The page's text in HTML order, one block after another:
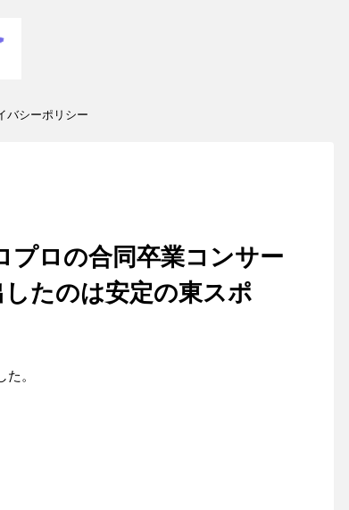
バシーポリシー
プロの合同卒業コンサー
したのは安定の東スポ
。